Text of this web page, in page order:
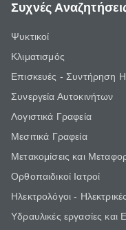
Συχνές
Ψυκτικοί
Κλιματισμός
Επισκευές - Συντήρηση
Συνεργεία Αυτοκινήτων
Λογιστικά Γραφεία
Μεσιτικά Γραφεία
Μετακομίσεις και
Ορθοπαιδικοί Ιατροί
Ηλεκτρολόγοι -
Υδραυλικές εργασίες και